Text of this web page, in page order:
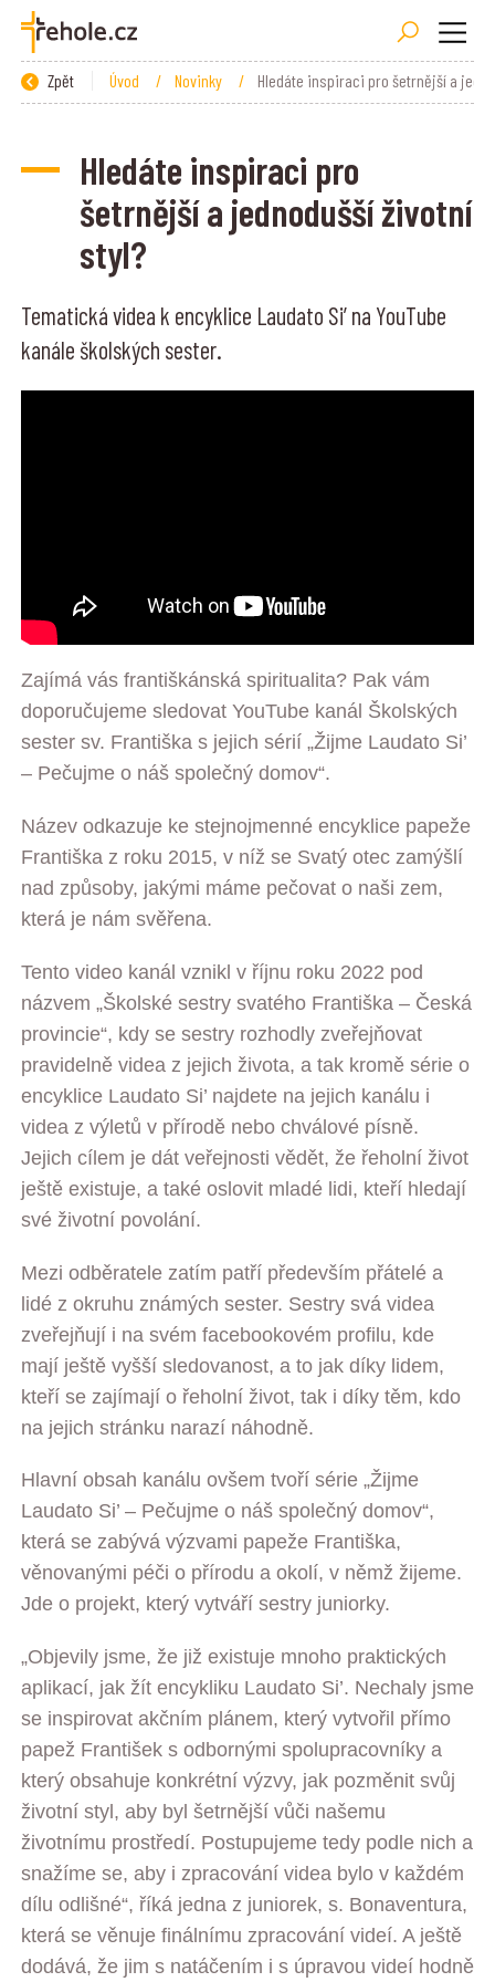
Zpět Úvod / Novinky / Hledáte inspiraci pro šetrnější a
Hledáte inspiraci pro
šetrnější a jednodušší životní
styl?
Tematická videa k encyklice Laudato Si’ na YouTube
kanále školských sester.
Zajímá vás františkánská spiritualita? Pak vám
doporučujeme sledovat YouTube kanál Školských
sester sv. Františka s jejich sérií „Žijme Laudato Si’
– Pečujme o náš společný domov“.
Název odkazuje ke stejnojmenné encyklice papeže
Františka z roku 2015, v níž se Svatý otec zamýšlí
nad způsoby, jakými máme pečovat o naši zem,
která je nám svěřena.
Tento video kanál vznikl v říjnu roku 2022 pod
názvem „Školské sestry svatého Františka – Česká
provincie“, kdy se sestry rozhodly zveřejňovat
pravidelně videa z jejich života, a tak kromě série o
encyklice Laudato Si’ najdete na jejich kanálu i
videa z výletů v přírodě nebo chválové písně.
Jejich cílem je dát veřejnosti vědět, že řeholní život
ještě existuje, a také oslovit mladé lidi, kteří hledají
své životní povolání.
Mezi odběratele zatím patří především přátelé a
lidé z okruhu známých sester. Sestry svá videa
zveřejňují i na svém facebookovém profilu, kde
mají ještě vyšší sledovanost, a to jak díky lidem,
kteří se zajímají o řeholní život, tak i díky těm, kdo
na jejich stránku narazí náhodně.
Hlavní obsah kanálu ovšem tvoří série „Žijme
Laudato Si’ – Pečujme o náš společný domov“,
která se zabývá výzvami papeže Františka,
věnovanými péči o přírodu a okolí, v němž žijeme.
Jde o projekt, který vytváří sestry juniorky.
„Objevily jsme, že již existuje mnoho praktických
aplikací, jak žít encykliku Laudato Si’. Nechaly jsme
se inspirovat akčním plánem, který vytvořil přímo
papež František s odbornými spolupracovníky a
který obsahuje konkrétní výzvy, jak pozměnit svůj
životní styl, aby byl šetrnější vůči našemu
životnímu prostředí. Postupujeme tedy podle nich a
snažíme se, aby i zpracování videa bylo v každém
dílu odlišné“, říká jedna z juniorek, s. Bonaventura,
která se věnuje finálnímu zpracování videí. A ještě
dodává, že jim s natáčením i s úpravou videí hodně